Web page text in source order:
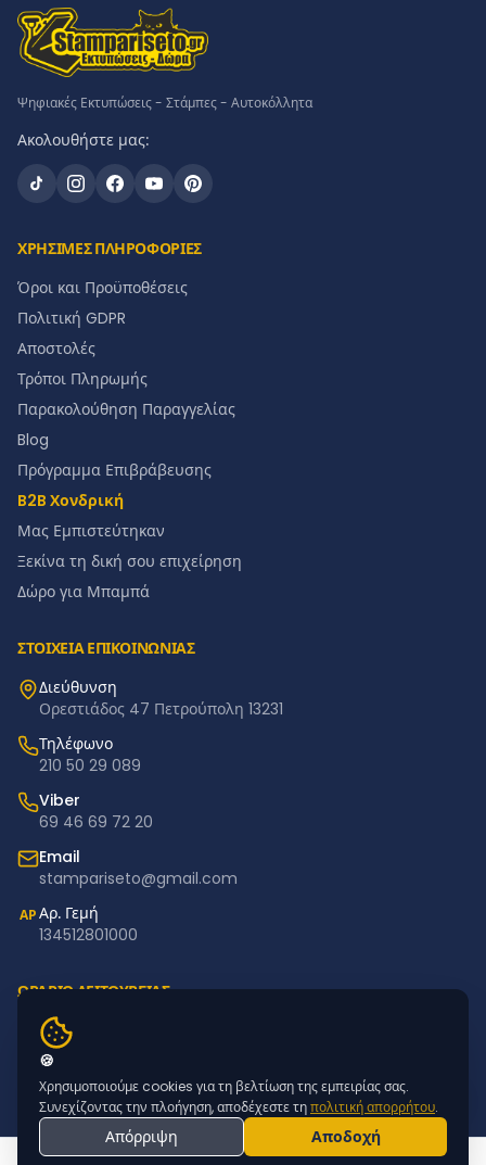
Ψηφιακές Εκτυπώσεις - Στάμπες - Αυτοκόλλητα
Ακολουθήστε μας:
ΧΡΗΣΙΜΕΣ ΠΛΗΡΟΦΟΡΙΕΣ
Όροι και Προϋποθέσεις
Πολιτική GDPR
Αποστολές
Τρόποι Πληρωμής
Παρακολούθηση Παραγγελίας
Blog
Πρόγραμμα Επιβράβευσης
B2B Χονδρική
Μας Εμπιστεύτηκαν
Ξεκίνα τη δική σου επιχείρηση
Δώρο για Μπαμπά
ΣΤΟΙΧΕΙΑ ΕΠΙΚΟΙΝΩΝΙΑΣ
Διεύθυνση
Ορεστιάδος 47 Πετρούπολη 13231
Τηλέφωνο
210 50 29 089
Viber
69 46 69 72 20
Email
stampariseto@gmail.com
ΑΡΑρ. Γεμή
134512801000
ΩΡΑΡΙΟ ΛΕΙΤΟΥΡΓΙΑΣ
Δευτέρα – Παρασκευή: 11:00–18:00
Σάββατο – Κυριακή: Κλειστά
NEWSLETTER
Εγγραφείτε για προσφορές & νέα προϊόντα
🍪
Χρησιμοποιούμε cookies για τη βελτίωση της εμπειρίας σας.
Συνεχίζοντας την πλοήγηση, αποδέχεστε τηπολιτική απορρήτου.
Απόρριψη Αποδοχή